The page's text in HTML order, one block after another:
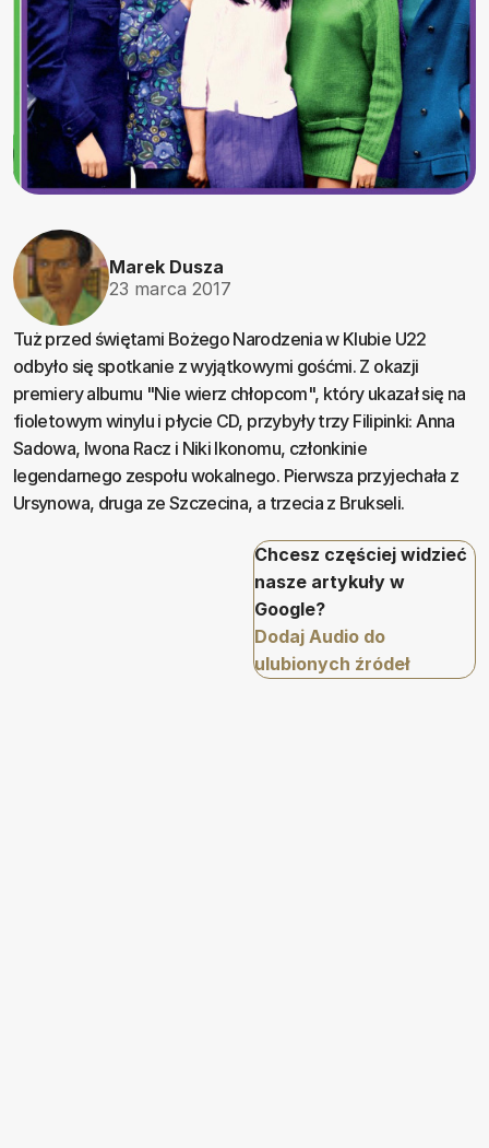
Marek Dusza
23 marca 2017
Tuż przed świętami Bożego Narodzenia w Klubie U22
odbyło się spotkanie z wyjątkowymi gośćmi. Z okazji
premiery albumu "Nie wierz chłopcom", który ukazał się na
fioletowym winylu i płycie CD, przybyły trzy Filipinki: Anna
Sadowa, Iwona Racz i Niki Ikonomu, członkinie
legendarnego zespołu wokalnego. Pierwsza przyjechała z
Ursynowa, druga ze Szczecina, a trzecia z Brukseli.
Chcesz częściej widzieć
nasze artykuły w
Google?
Dodaj Audio do
ulubionych źródeł